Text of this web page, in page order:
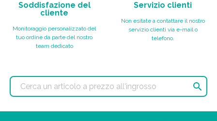
Soddisfazione del
cliente
Monitoraggio personalizzato del
tuo ordine da parte del nostro
team dedicato
Servizio clienti
Non esitate a contattare il nostro
servizio clienti via e-mail o
telefono.
